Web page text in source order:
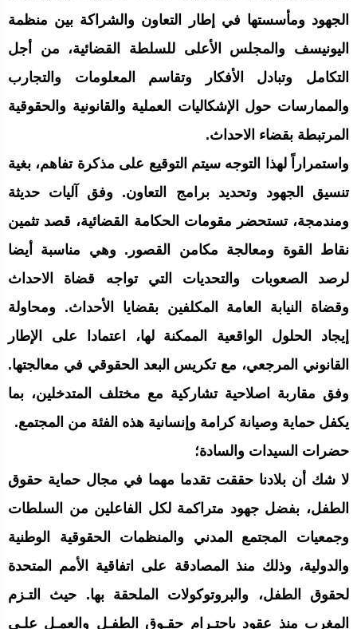
الجهود ومأسستها في إطار التعاون والشراكة بين منظمة
اليونيسف والمجلس الأعلى للسلطة القضائية، من أجل
التكامل وتبادل الأفكار وتقاسم المعلومات والتجارب
والممارسات حول الإشكاليات العملية والقانونية والحقوقية
المرتبطة بقضاء الاحداث.
واستمراراً لهذا التوجه سيتم التوقيع على مذكرة تفاهم، بغية
تنسيق الجهود وتحديد برامج التعاون. وفق آليات حديثة
ومندمجة، تستحضر مقومات الحكامة القضائية، قصد تثمين
نقاط القوة ومعالجة مكامن القصور. وهي مناسبة أيضا
لرصد الصعوبات والتحديات التي تواجه قضاة الاحداث
وقضاة النيابة العامة المكلفين بقضايا الأحداث. ومحاولة
إيجاد الحلول الواقعية الممكنة لها، اعتمادا على الإطار
القانوني المرجعي، مع تكريس البعد الحقوقي في معالجتها.
وفق مقاربة اصلاحية تشاركية مع مختلف المتدخلين، بما
يكفل حماية وصيانة كرامة وإنسانية هذه الفئة من المجتمع.
حضرات السيدات والسادة؛
لا شك أن بلادنا حققت تقدما مهما في مجال حماية حقوق
الطفل، بفضل جهود متراكمة لكل الفاعلين من السلطات
وجمعيات المجتمع المدني والمنظمات الحقوقية الوطنية
والدولية، وذلك منذ المصادقة على اتفاقية الأمم المتحدة
لحقوق الطفل، والبروتوكولات الملحقة بها. حيث التـزم
المغرب منذ عقود باحتـرام حقـوق الطفـل والعمـل علـى